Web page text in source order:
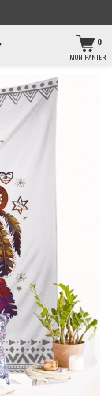
0
MON PANIER